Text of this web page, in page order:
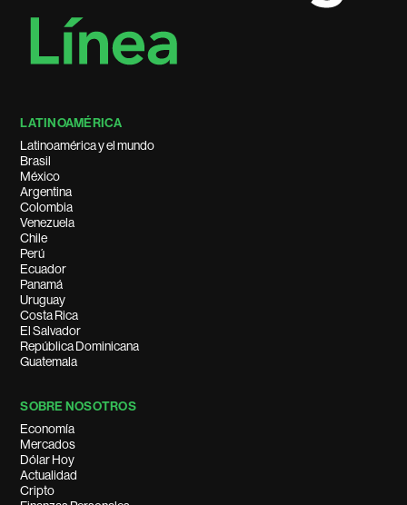
LATINOAMÉRICA
Latinoamérica y el mundo
Brasil
México
Argentina
Colombia
Venezuela
Chile
Perú
Ecuador
Panamá
Uruguay
Costa Rica
El Salvador
República Dominicana
Guatemala
SOBRE NOSOTROS
Economía
Mercados
Dólar Hoy
Actualidad
Cripto